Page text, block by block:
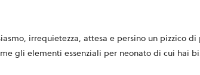
irrequietezza, attesa e persino un pizzico
gli elementi essenziali per neonato di cui hai